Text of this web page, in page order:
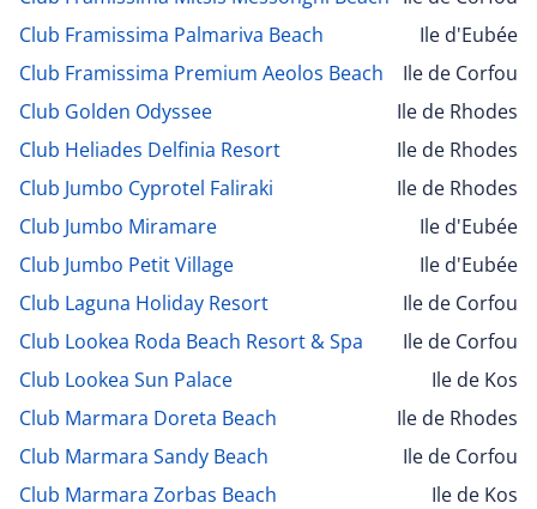
Club Framissima Palmariva Beach
Ile d'Eubée
Club Framissima Premium Aeolos Beach
Ile de Corfou
Club Golden Odyssee
Ile de Rhodes
Club Heliades Delfinia Resort
Ile de Rhodes
Club Jumbo Cyprotel Faliraki
Ile de Rhodes
Club Jumbo Miramare
Ile d'Eubée
Club Jumbo Petit Village
Ile d'Eubée
Club Laguna Holiday Resort
Ile de Corfou
Club Lookea Roda Beach Resort & Spa
Ile de Corfou
Club Lookea Sun Palace
Ile de Kos
Club Marmara Doreta Beach
Ile de Rhodes
Club Marmara Sandy Beach
Ile de Corfou
Club Marmara Zorbas Beach
Ile de Kos